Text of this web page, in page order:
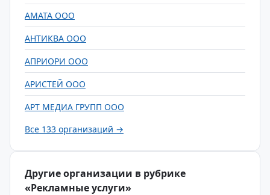
АМАТА ООО
АНТИКВА ООО
АПРИОРИ ООО
АРИСТЕЙ ООО
АРТ МЕДИА ГРУПП ООО
Все 133 организаций →
Другие организации в рубрике
«Рекламные услуги»